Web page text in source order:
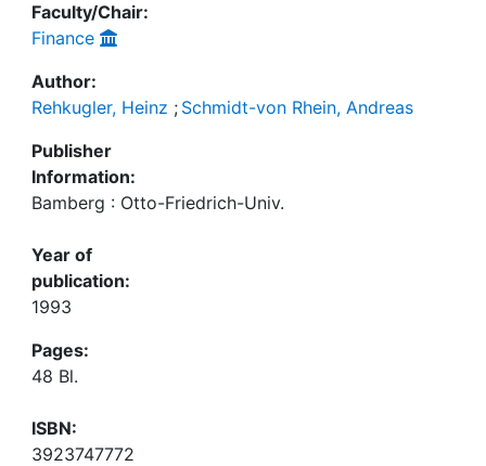
Faculty/Chair:
Finance
Author:
Rehkugler, Heinz ; Schmidt-von Rhein, Andreas
Publisher
Information:
Bamberg : Otto-Friedrich-Univ.
Year of
publication:
1993
Pages:
48 Bl.
ISBN:
3923747772